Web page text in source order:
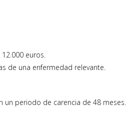
euros.
de una enfermedad relevante.
un periodo de carencia de 48 meses.